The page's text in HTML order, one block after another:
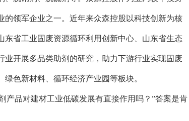
领军企业之一。近年来众森控股以科技创新为核
省工业固废资源循环利用创新中心、山东省生态
开展多品类助剂的研究，助力下游行业实现固废
色新材料、循环经济产业园等板块。
产品对建材工业低碳发展有直接作用吗？”答案是肯